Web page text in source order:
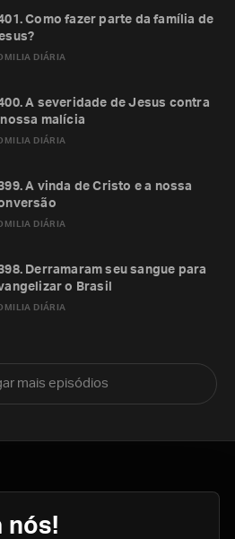
DIÁRIA
Como fazer parte da família de
DIÁRIA
A severidade de Jesus contra
malícia
DIÁRIA
A vinda de Cristo e a nossa
DIÁRIA
Derramaram seu sangue para
o Brasil
mais episódios
nós!